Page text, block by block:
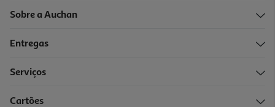
Sobre a Auchan
Entregas
Serviços
Cartões